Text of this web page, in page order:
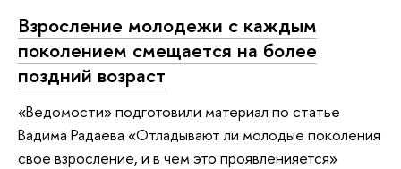
Взросление молодежи с каждым
поколением смещается на более
поздний возраст
«Ведомости» подготовили материал по статье
Вадима Радаева «Отладывают ли молодые поколения
свое взросление, и в чем это проявленияется»